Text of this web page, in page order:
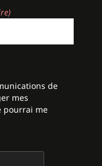
de
mes
pourrai me